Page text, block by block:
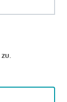
zu.